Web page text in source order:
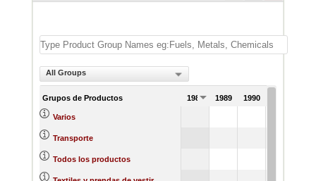
All Groups
Grupos de Productos 1988 1989 1990
Varios
Transporte
Todos los productos